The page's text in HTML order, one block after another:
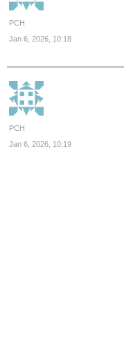
PCH
Jan 6, 2026, 10:18
PCH
Jan 6, 2026, 10:19